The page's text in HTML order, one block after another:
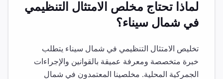
لماذا تحتاج مخلص الامتثال التنظيمي
في شمال سيناء؟
تخليص الامتثال التنظيمي في شمال سيناء يتطلب
خبرة متخصصة ومعرفة عميقة بالقوانين والإجراءات
الجمركية المحلية. مخلصينا المعتمدون في شمال